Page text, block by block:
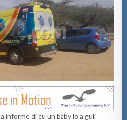
informe di cu un baby lo a guli